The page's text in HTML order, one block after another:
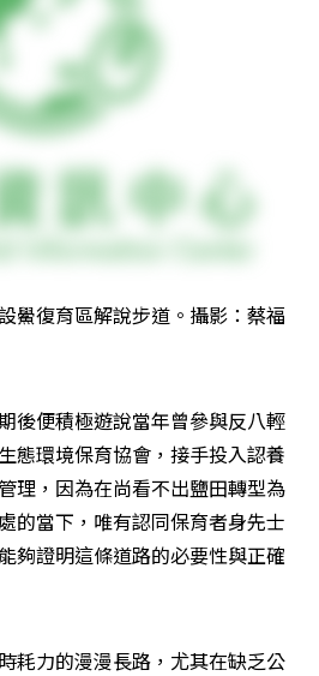
鱟復育區解說步道。攝影：蔡福
後便積極遊說當年曾參與反八輕
態環境保育協會，接手投入認養
理，因為在尚看不出鹽田轉型為
的當下，唯有認同保育者身先士
夠證明這條道路的必要性與正確
耗力的漫漫長路，尤其在缺乏公